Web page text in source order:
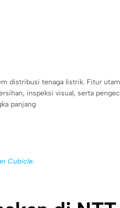
distribusi tenaga listrik. Fitur
inspeksi visual, serta
panjang
Cubicle.